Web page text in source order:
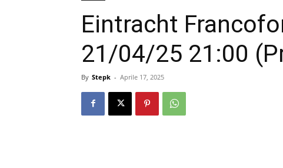
Eintracht
21/04/25 21:00
By Stepk - Aprile 17, 2025